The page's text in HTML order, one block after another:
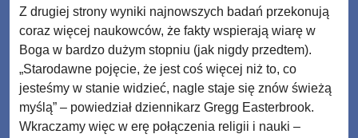
Z drugiej strony wyniki najnowszych badań przekonują
coraz więcej naukowców, że fakty wspierają wiarę w
Boga w bardzo dużym stopniu (jak nigdy przedtem).
„Starodawne pojęcie, że jest coś więcej niż to, co
jesteśmy w stanie widzieć, nagle staje się znów świeżą
myślą” – powiedział dziennikarz Gregg Easterbrook.
Wkraczamy więc w erę połączenia religii i nauki –